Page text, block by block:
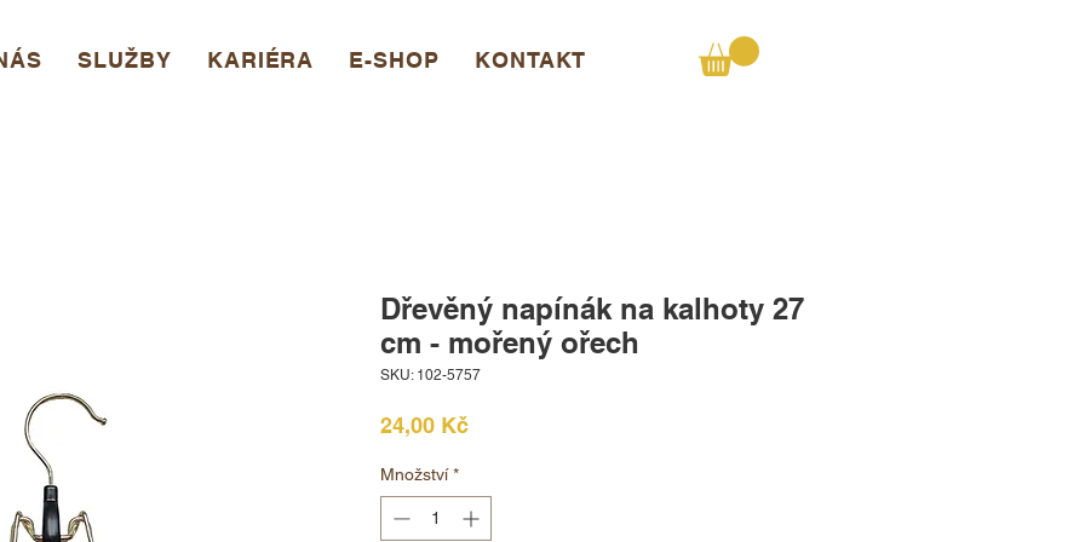
SLUŽBY KARIÉRA E-SHOP KONTAKT
Dřevěný napínák na kalhoty 27
cm - mořený ořech
SKU: 102-5757
24,00 KčCena
Množství *